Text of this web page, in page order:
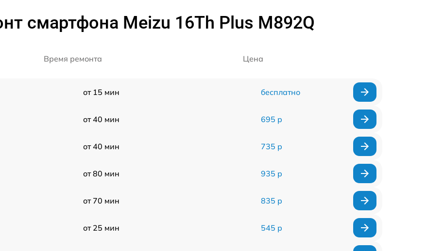
смартфона Meizu 16Th Plus M892Q
Время ремонта Цена
от 15 мин бесплатно
от 40 мин 695 р
от 40 мин 735 р
от 80 мин 935 р
от 70 мин 835 р
от 25 мин 545 р